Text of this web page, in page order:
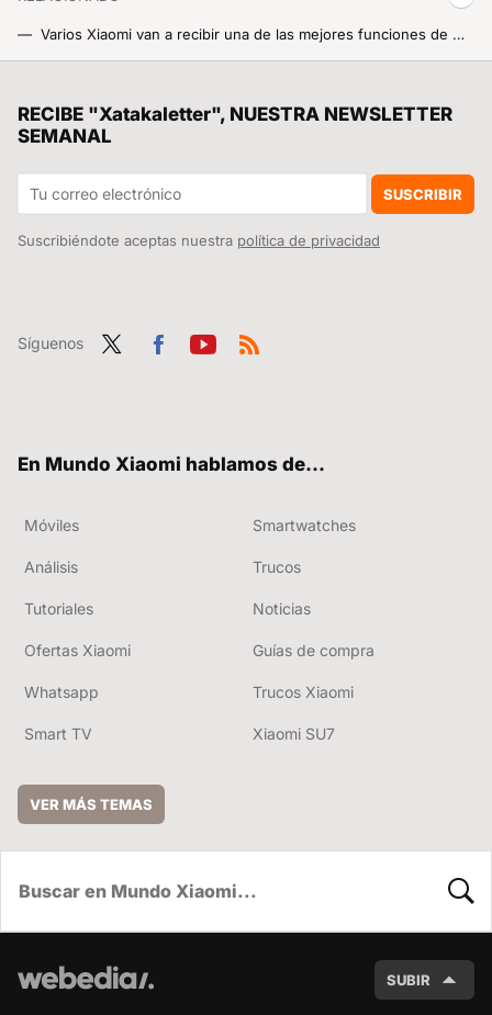
Varios Xiaomi van a recibir una de las mejores funciones de Google. Ya no hará falta tener un Pixel
La nueva era para Xiaomi ya está aquí, HyperOS 2 traerá consigo las actualizaciones mensuales que tantos años llevamos pidiendo
RECIBE "Xatakaletter", NUESTRA NEWSLETTER
SEMANAL
SUSCRIBIR
Suscribiéndote aceptas nuestra política de privacidad
Síguenos
En Mundo Xiaomi hablamos de...
Móviles Smartwatches
Análisis Trucos
Tutoriales Noticias
Ofertas Xiaomi Guías de compra
Whatsapp Trucos Xiaomi
Smart TV Xiaomi SU7
VER MÁS TEMAS
SUBIR